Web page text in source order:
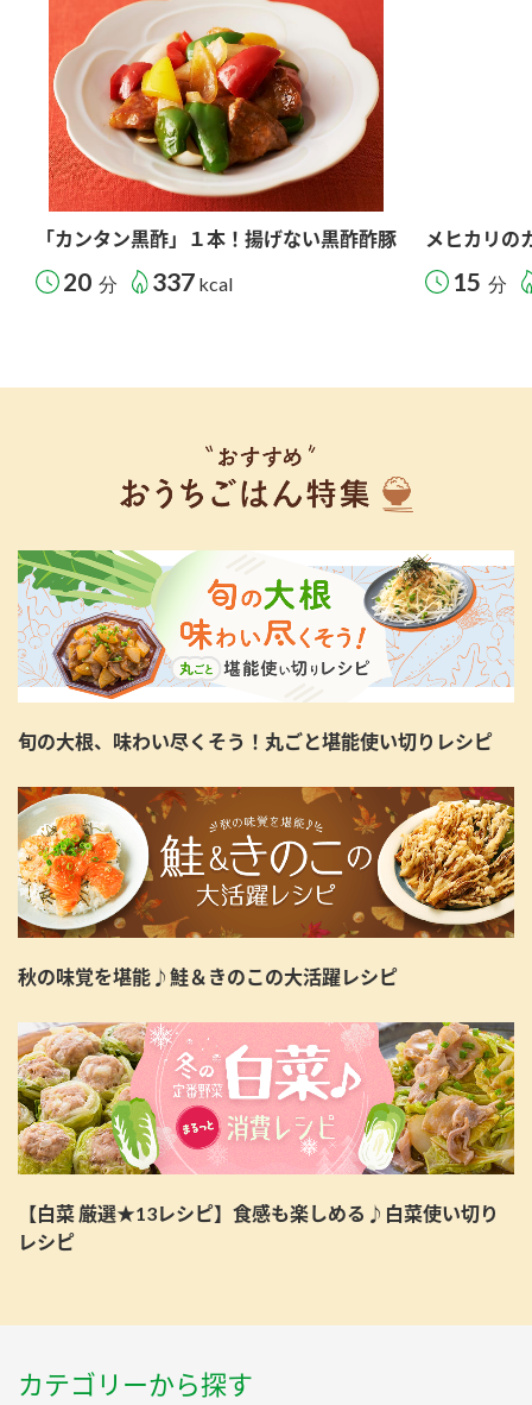
「カンタン黒酢」１本！揚げない黒酢酢豚
20 分 337 kcal
メヒカリの
15 分
旬の大根、味わい尽くそう！丸ごと堪能使い切りレシピ
秋の味覚を堪能♪鮭＆きのこの大活躍レシピ
【白菜 厳選★13レシピ】食感も楽しめる♪白菜使い切り
レシピ
カテゴリーから探す